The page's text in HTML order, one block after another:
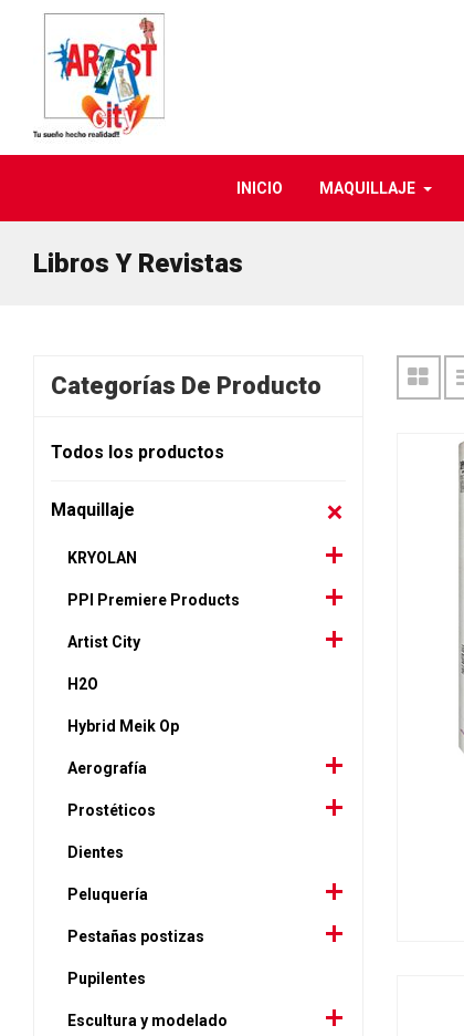
INICIO MAQUILLAJE
Libros Y Revistas
Categorías De Producto
Todos los productos
Maquillaje
KRYOLAN
PPI Premiere Products
Artist City
H2O
Hybrid Meik Op
Aerografía
Prostéticos
Dientes
Peluquería
Pestañas postizas
Pupilentes
Escultura y modelado